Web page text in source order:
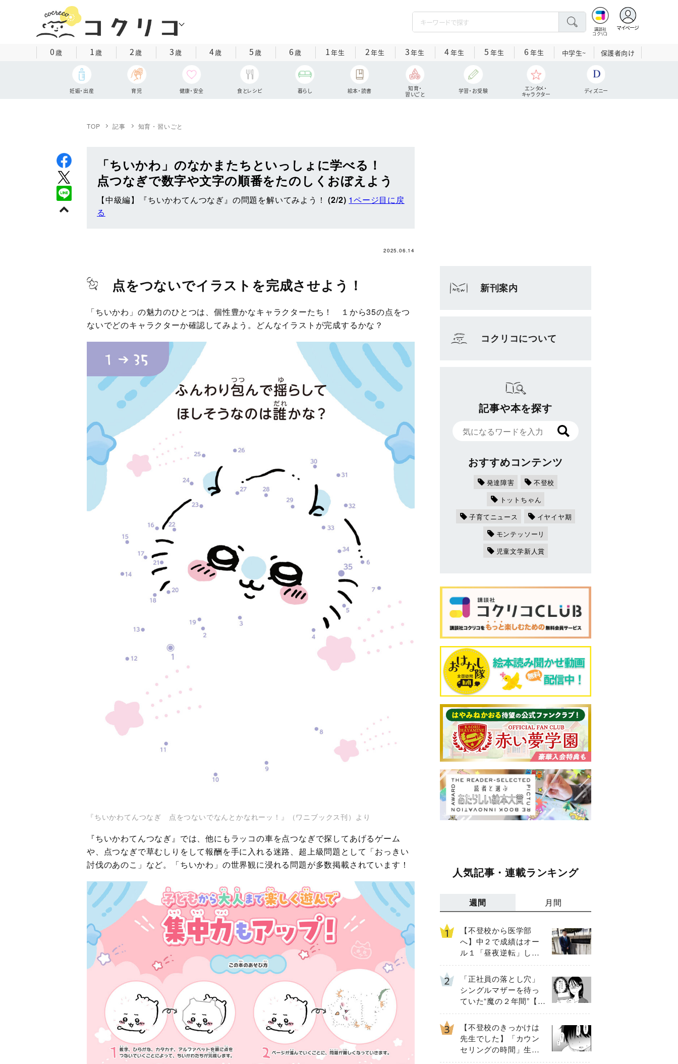
講談社
コクリコ
マイページ
0歳 1歳 2歳 3歳 4歳 5歳 6歳 1年生 2年生 3年生 4年生 5 年生 6 年生 中学生~ 保護者向け
妊娠・出産 育児 健康・安全 食とレシピ 暮らし 絵本・読書
知育・
習いごと
学習・お受験
エンタメ・
キャラクター
ディズニー
TOP 記事 知育・習いごと
「ちいかわ」のなかまたちといっしょに学べる！
点つなぎで数字や文字の順番をたのしくおぼえよう
【中級編】『ちいかわてんつなぎ』の問題を解いてみよう！(2/2) 1ページ目に戻
る
2025.06.14
点をつないでイラストを完成させよう！
「ちいかわ」の魅力のひとつは、個性豊かなキャラクターたち！ １から35の点をつ
ないでどのキャラクターか確認してみよう。どんなイラストが完成するかな？
『ちいかわてんつなぎ 点をつないでなんとかなれーッ！』（ワニブックス刊）より
『ちいかわてんつなぎ』では、他にもラッコの車を点つなぎで探してあげるゲーム
や、点つなぎで草むしりをして報酬を手に入れる迷路、超上級問題として「おっきい
討伐のあのこ」など。「ちいかわ」の世界観に浸れる問題が多数掲載されています！
新刊案内
コクリコについて
記事や本を探す
おすすめコンテンツ
発達障害
不登校
トットちゃん
子育てニュース
イヤイヤ期
モンテッソーリ
児童文学新人賞
人気記事・連載ランキング
週間 月間
【不登校から医学部
へ】中２で成績はオー
ル１「昼夜逆転」した
わが子を”夜遊び”に連れ
出した母の気づき
「正社員の落とし穴」
シングルマザーを待っ
ていた“魔の２年間”【後
編】
【不登校のきっかけは
先生でした】「カウン
セリングの時間」生徒
の情報をバラしたの